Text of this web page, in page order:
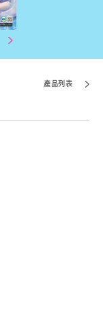
產品列表